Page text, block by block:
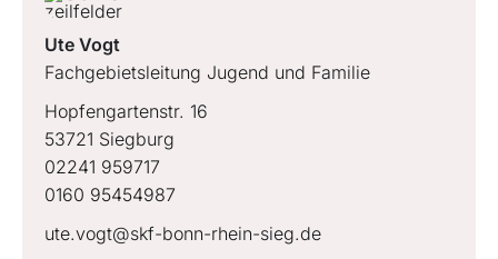
Ute Vogt
Fachgebietsleitung Jugend und Familie
Hopfengartenstr. 16
53721 Siegburg
02241 959717
0160 95454987
ute.vogt@skf-bonn-rhein-sieg.de